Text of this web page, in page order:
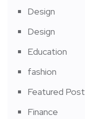
Design
Design
Education
fashion
Featured Post
Finance